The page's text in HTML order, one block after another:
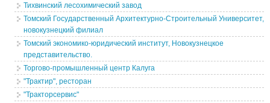
Тихвинский лесохимический завод
Томский Государственный Архитектурно-Строительный Университет,
новокузнецкий филиал
Томский экономико-юридический институт, Новокузнецкое
представительство.
Торгово-промышленный центр Калуга
"Трактир", ресторан
"Тракторсервис"